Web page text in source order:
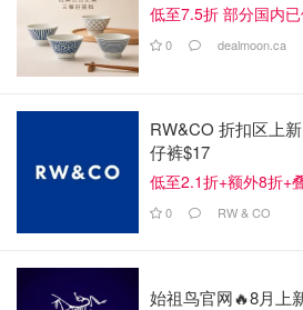
低至7.5折 部分国内
0 dealmoon.ca
RW&CO 折扣区上
仔裤$17
低至2.1折+额外8折+
0 RW & CO
始祖鸟官网🔥8月上